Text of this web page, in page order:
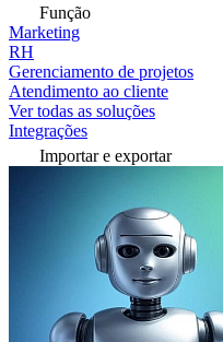
Função
Marketing
RH
Gerenciamento de projetos
Atendimento ao cliente
Ver todas as soluções
Integrações
Importar e exportar